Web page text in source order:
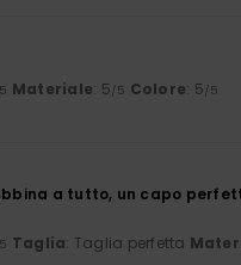
Materiale: 5/5 Colore: 5/5
a tutto, un capo
Taglia: Taglia perfetta